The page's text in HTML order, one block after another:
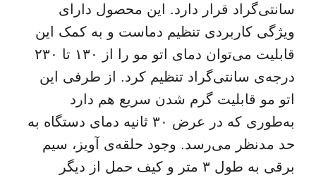
سانتی‌گراد قرار دارد. این محصول دارای
ویژگی‌ کاربردی تنظیم دماست و به کمک این
قابلیت می‌توان دمای اتو مو را از ۱۳۰ تا ۲۳۰
درجه‌ی سانتی‌گراد تنظیم کرد. از طرفی این
اتو مو قابلیت گرم شدن سریع هم دارد
به‌طوری که در عرض ۳۰ ثانیه دمای دستگاه به
حد مدنظر می‌رسد. وجود حلقه‌ی آویز، سیم
برقی به طول ۳ متر و کیف حمل از دیگر